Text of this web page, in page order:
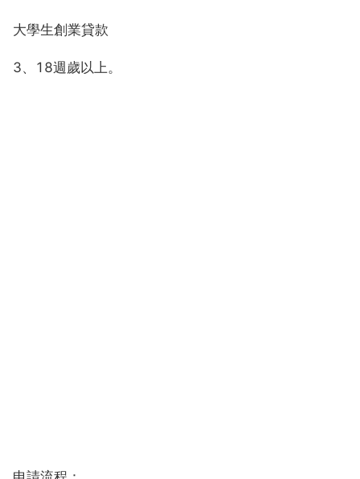
大學生創業貸款
3、18週歲以上。